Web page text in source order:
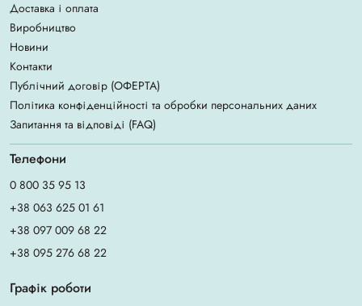
Доставка і оплата
Виробництво
Новини
Контакти
Публічний договір (ОФЕРТА)
Політика конфіденційності та обробки персональних даних
Запитання та відповіді (FAQ)
Телефони
0 800 35 95 13
+38 063 625 01 61
+38 097 009 68 22
+38 095 276 68 22
Графік роботи